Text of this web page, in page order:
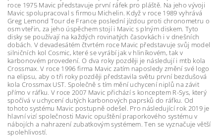
roce 1975 Mavic představuje první ráfek pro pláště. Na jeho vývoji
Mavic spolupracoval s firmou Michelin. Když v roce 1989 vyhrává
Greg Lemond Tour de France poslední jízdou proti chronometru o
osm vteřin, za jeho úspěchem stojí i Mavic s plným diskem. Tyto
disky se používají na každých rovinatých časovkách i v dnešních
dobách. V devadesátém čtvrtém roce Mavic představuje svůj model
silničních kol Cosmic, které se vyrábí jak v hliníkovém, tak v
karbonovém provedení. O dva roky později je následují i mtb kola
Crossmax. V roce 1996 firma Mavic zatím naposledy změní své logo
na elipsu, aby o tři roky později představila světu první bezdušová
kola Crossmax UST. Společně s tím mění uchycení niplů na závit
přímo v ráfku. V roce 2007 Mavic přichází s konceptem R-Sys, který
spočívá v uchycení dutých karbonových paprsků do ráfku. Od
tohoto systému Mavic postupně odešel. Pro následující rok 2019 je
hlavní vizí společnosti Mavic opuštění praporkového systému v
nábojích a nahrazení zubatkovým systémem. Ten se vyznačuje větší
spolehlivostí.